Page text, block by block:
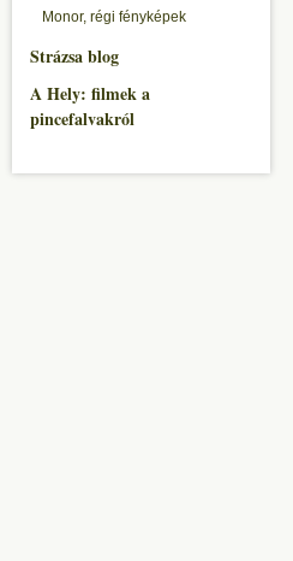
Monor, régi fényképek
Strázsa blog
A Hely: filmek a
pincefalvakról